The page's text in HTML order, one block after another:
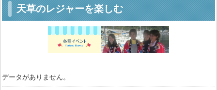
天草のレジャーを楽しむ
データがありません。